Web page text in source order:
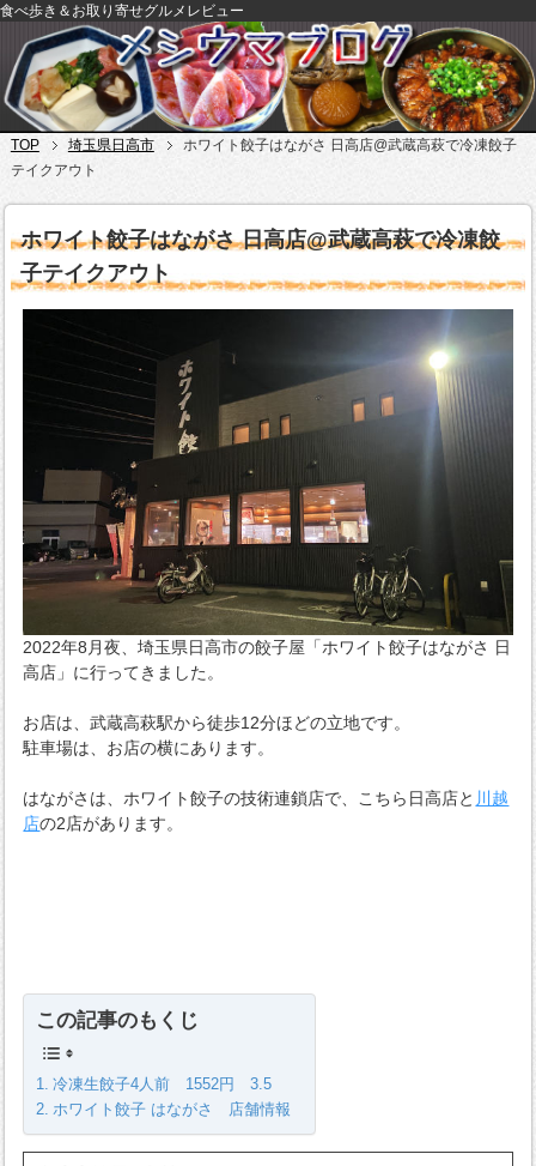
食べ歩き＆お取り寄せグルメレビュー
TOP 埼玉県日高市
ホワイト餃子はながさ 日高店@武蔵高萩で冷凍餃子
テイクアウト
ホワイト餃子はながさ 日高店@武蔵高萩で冷凍餃
子テイクアウト
2022年8月夜、埼玉県日高市の餃子屋「ホワイト餃子はながさ 日
高店」に行ってきました。
お店は、武蔵高萩駅から徒歩12分ほどの立地です。
駐車場は、お店の横にあります。
はながさは、ホワイト餃子の技術連鎖店で、こちら日高店と 川越
店の2店があります。
この記事のもくじ
冷凍生餃子4人前 1552円 3.5
ホワイト餃子 はながさ 店舗情報